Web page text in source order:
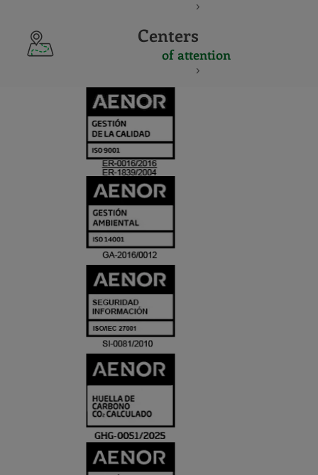
Centers
of attention